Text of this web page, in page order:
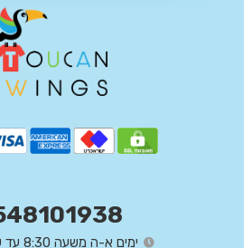
ימים א-ה משעה 8:30 עד שעה 15:15